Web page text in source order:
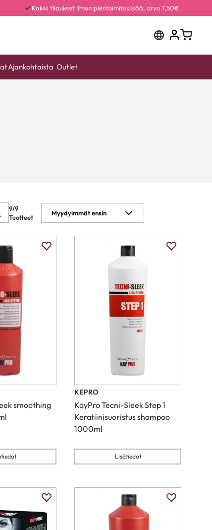
Kaikki tilaukset ilman pientoimituslisää, arvo 7,50€
Ajankohtaista Outlet
9/9
Tuotteet
Myydyimmät ensin
smoothing
KEPRO
KayPro Tecni-Sleek Step 1
Keratiinisuoristus shampoo
1000ml
Lisätiedot